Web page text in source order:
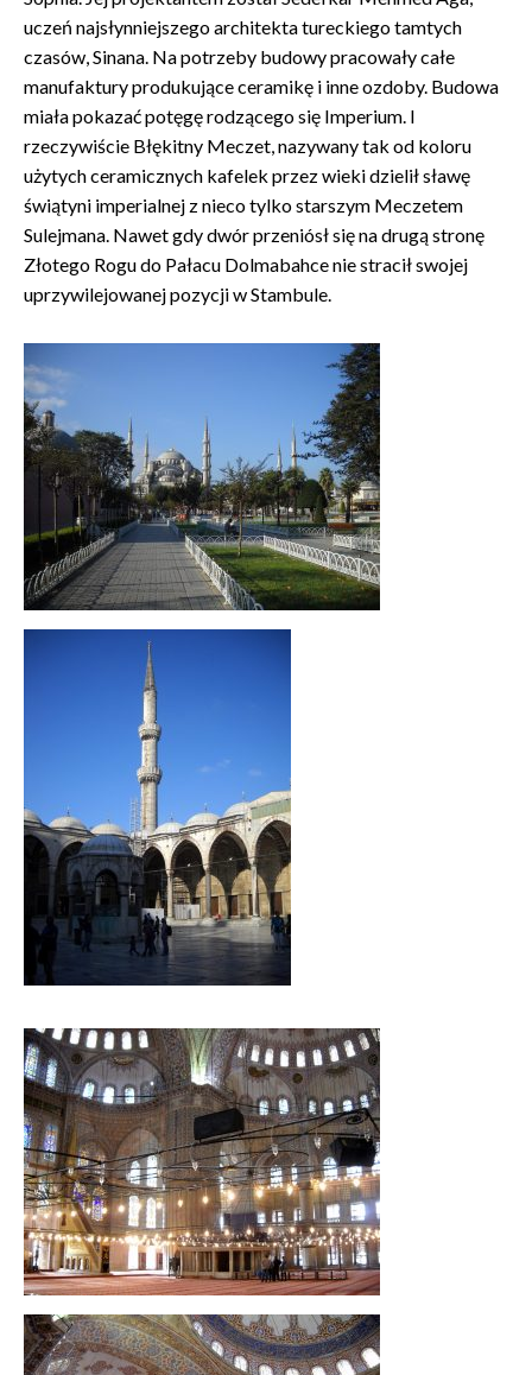
uczeń najsłynniejszego architekta tureckiego tamtych
czasów, Sinana. Na potrzeby budowy pracowały całe
manufaktury produkujące ceramikę i inne ozdoby. Budowa
miała pokazać potęgę rodzącego się Imperium. I
rzeczywiście Błękitny Meczet, nazywany tak od koloru
użytych ceramicznych kafelek przez wieki dzielił sławę
świątyni imperialnej z nieco tylko starszym Meczetem
Sulejmana. Nawet gdy dwór przeniósł się na drugą stronę
Złotego Rogu do Pałacu Dolmabahce nie stracił swojej
uprzywilejowanej pozycji w Stambule.